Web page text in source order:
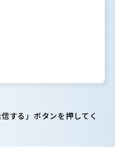
する」ボタンを押してく